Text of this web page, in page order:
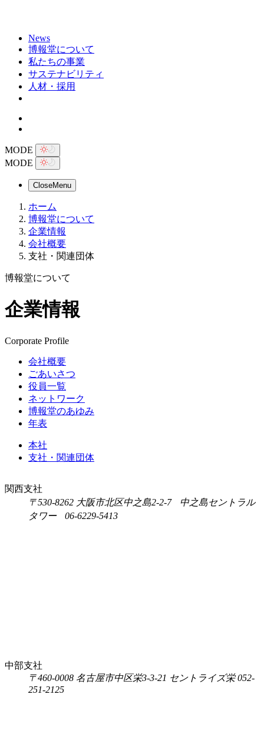
News
博報堂について
私たちの事業
サステナビリティ
人材・採用
MODE
MODE
CloseMenu
ホーム
博報堂について
企業情報
会社概要
支社・関連団体
博報堂について
企業情報
Corporate Profile
会社概要
ごあいさつ
役員一覧
ネットワーク
博報堂のあゆみ
年表
本社
支社・関連団体
関西支社
〒530-8262 大阪市北区中之島2-2-7 中之島セントラル
タワー 06-6229-5413
中部支社
〒460-0008 名古屋市中区栄3-3-21 セントライズ栄 052-
251-2125